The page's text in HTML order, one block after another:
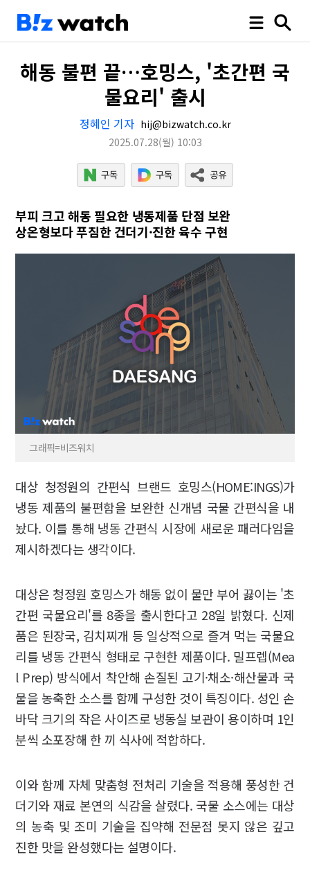
해동 불편 끝…호밍스, '초간편 국
물요리' 출시
정혜인 기자 hij@bizwatch.co.kr
2025.07.28(월) 10:03
부피 크고 해동 필요한 냉동제품 단점 보완
상온형보다 푸짐한 건더기·진한 육수 구현
그래픽=비즈워치
대상 청정원의 간편식 브랜드 호밍스(HOME:INGS)가
냉동 제품의 불편함을 보완한 신개념 국물 간편식을 내
놨다. 이를 통해 냉동 간편식 시장에 새로운 패러다임을
제시하겠다는 생각이다.
대상은 청정원 호밍스가 해동 없이 물만 부어 끓이는 '초
간편 국물요리'를 8종을 출시한다고 28일 밝혔다. 신제
품은 된장국, 김치찌개 등 일상적으로 즐겨 먹는 국물요
리를 냉동 간편식 형태로 구현한 제품이다. 밀프렙(Mea
l Prep) 방식에서 착안해 손질된 고기·채소·해산물과 국
물을 농축한 소스를 함께 구성한 것이 특징이다. 성인 손
바닥 크기의 작은 사이즈로 냉동실 보관이 용이하며 1인
분씩 소포장해 한 끼 식사에 적합하다.
이와 함께 자체 맞춤형 전처리 기술을 적용해 풍성한 건
더기와 재료 본연의 식감을 살렸다. 국물 소스에는 대상
의 농축 및 조미 기술을 집약해 전문점 못지 않은 깊고
진한 맛을 완성했다는 설명이다.